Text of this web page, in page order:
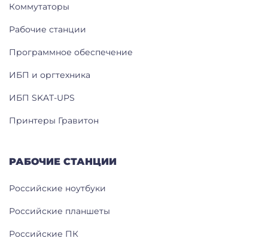
Коммутаторы
Рабочие станции
Программное обеспечение
ИБП и оргтехника
ИБП SKAT-UPS
Принтеры Гравитон
РАБОЧИЕ СТАНЦИИ
Российские ноутбуки
Российские планшеты
Российские ПК